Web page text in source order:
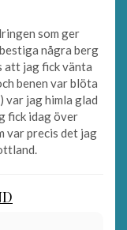
som ger
några berg
att jag fick vänta
benen var blöta
var jag himla glad
fick idag över
var precis det jag